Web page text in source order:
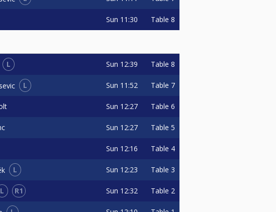
Sun 11:30 Table 8
L Sun 12:39 Table 8
L Sun 11:52 Table 7
Sun 12:27 Table 6
Sun 12:27 Table 5
Sun 12:16 Table 4
L Sun 12:23 Table 3
L R1 Sun 12:32 Table 2